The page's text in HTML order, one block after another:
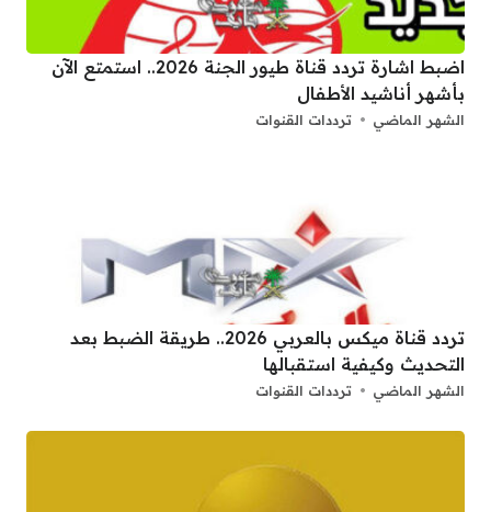
اضبط اشارة تردد قناة طيور الجنة 2026.. استمتع الآن
بأشهر أناشيد الأطفال
الشهر الماضي ترددات القنوات
تردد قناة ميكس بالعربي 2026.. طريقة الضبط بعد
التحديث وكيفية استقبالها
الشهر الماضي ترددات القنوات